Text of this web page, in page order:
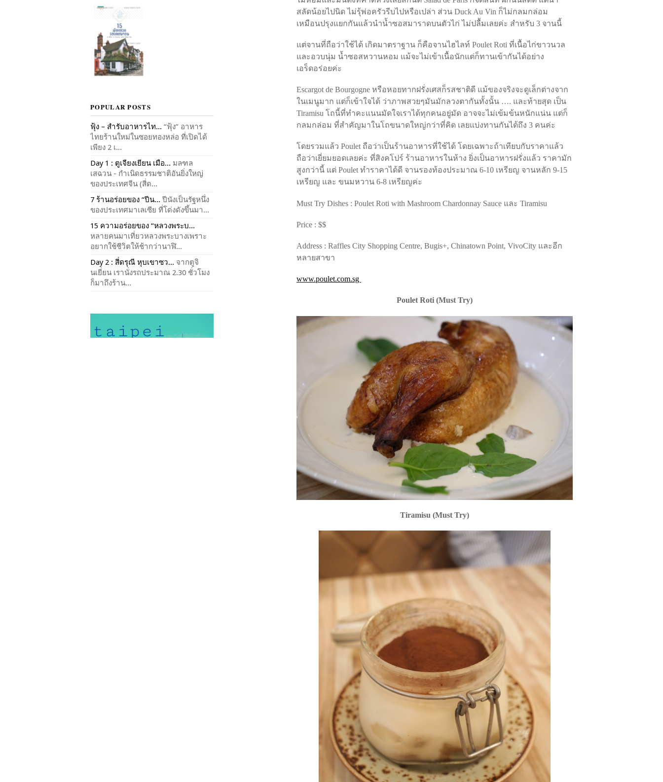
สลัดน้อยไปนิด ไม่รุ้พ่อครัวรีบไปหรือเปล่า ส่วน Duck Au Vin ก็ไม่กลมกล่อม
เหมือนปรุงแยกกันแล้วนำน้ำซอสมาราดบนตัวไก่ ไม่ปลื้มเลยค่ะ สำหรับ 3 จานนี้
แต่จานที่ถือว่าใช้ได้ เกิดมาตราฐาน ก็คือจานไฮไลท์ Poulet Roti ที่เนื้อไก่ขาวนวล
และอวบนุ่ม น้ำซอสหวานหอม แม้จะไม่เข้าเนื้อนักแต่ก็ทานเข้ากันได้อย่าง
เอร็ดอร่อยค่ะ
Escargot de Bourgogne หรือหอยทากฝรั่งเศสก็รสชาติดี แม้ของจริงจะดูเล็กต่างจาก
ในเมนูมาก แต่ก็เข้าใจได้ ว่าภาพสวยๆมันมักลวงตากันทั้งนั้น …. และท้ายสุด เป็น
Tiramisu โถนี้ที่ทำคะแนนมัดใจเราได้ทุกคนอยู่มัด อาจจะไม่เข้มข้นหนักแน่น แต่ก็
กลมกล่อม ที่สำคัญมาในโถขนาดใหญ่กว่าที่คิด เลยแบ่งทานกันได้ถึง 3 คนค่ะ
โดยรวมแล้ว Poulet ถือว่าเป็นร้านอาหารที่ใช้ได้ โดยเฉพาะถ้าเทียบกับราคาแล้ว
ถือว่าเยี่ยมยอดเลยค่ะ ที่สิงคโปร์ ร้านอาหารในห้าง ยิ่งเป็นอาหารฝรั่งแล้ว ราคามัก
สูงกว่านี้ แต่ Poulet ทำราคาได้ดี จานรองท้องประมาณ 6-10 เหรียญ จานหลัก 9-15
เหรียญ และ ขนมหวาน 6-8 เหรียญค่ะ
Must Try Dishes : Poulet Roti with Mashroom Chardonnay Sauce และ Tiramisu
Price : $$
Address : Raffles City Shopping Centre, Bugis+, Chinatown Point, VivoCity และอีก
หลายสาขา
www.poulet.com.sg
Poulet Roti (Must Try)
Tiramisu (Must Try)
POPULAR POSTS
ฟุ้ง – สำรับอาหารไท... “ฟุ้ง” อาหาร
ไทยร้านใหม่ในซอยทองหล่อ ที่เปิดได้
เพียง 2 เ...
Day 1 : ตูเจียงเยียน เมือ... มลฑล
เสฉวน - กำเนิดธรรมชาติอันยิ่งใหญ่
ของประเทศจีน (สี่ด...
7 ร้านอร่อยของ “ปีน... ปีนังเป็นรัฐหนึ่ง
ของประเทศมาเลเซีย ที่โด่งดังขึ้นมา...
15 ความอร่อยของ “หลวงพระบ...
หลายคนมาเที่ยวหลวงพระบางเพราะ
อยากใช้ชีวิตให้ช้ากว่านาฬิ...
Day 2 : สี่ดรุณี หุบเขาซว... จากตูจิ
นเยี่ยน เรานั่งรถประมาณ 2.30 ชั่วโมง
ก็มาถึงร้าน...